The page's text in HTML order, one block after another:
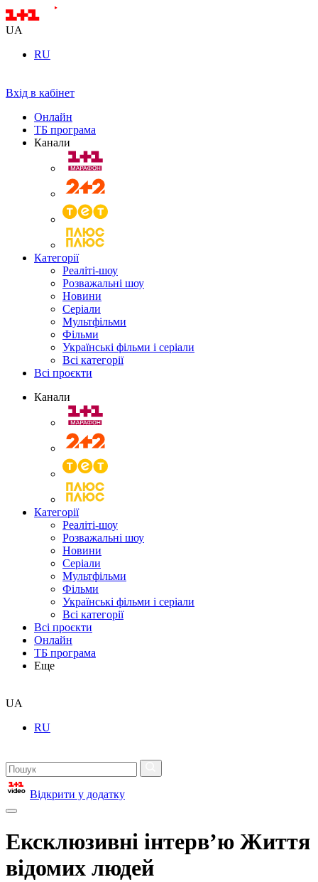
UA
RU
Вхід в кабінет
Онлайн
ТБ програма
Канали
Категорії
Реаліті-шоу
Розважальні шоу
Новини
Серіали
Мультфільми
Фільми
Українські фільми і серіали
Всі категорії
Всі проєкти
Канали
Категорії
Реаліті-шоу
Розважальні шоу
Новини
Серіали
Мультфільми
Фільми
Українські фільми і серіали
Всі категорії
Всі проєкти
Онлайн
ТБ програма
Еще
UA
RU
Відкрити у додатку
Ексклюзивні інтерв’ю Життя
відомих людей